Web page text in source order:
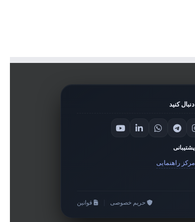
دنبال کنید
پشتیبانی
مرکز راهنمایی
حریم خصوصی قوانین